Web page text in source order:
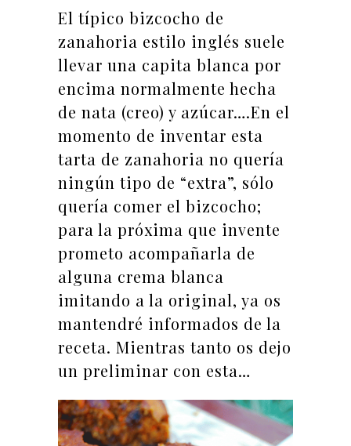
El típico bizcocho de
zanahoria estilo inglés suele
llevar una capita blanca por
encima normalmente hecha
de nata (creo) y azúcar….En el
momento de inventar esta
tarta de zanahoria no quería
ningún tipo de “extra”, sólo
quería comer el bizcocho;
para la próxima que invente
prometo acompañarla de
alguna crema blanca
imitando a la original, ya os
mantendré informados de la
receta. Mientras tanto os dejo
un preliminar con esta…